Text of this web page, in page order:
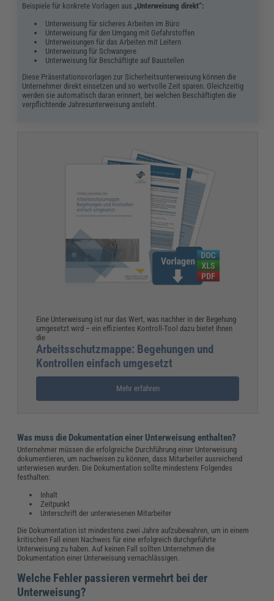
Beispiele für konkrete Vorlagen aus „Unterweisung direkt“:
Unterweisung für sicheres Arbeiten im Büro
Unterweisung für den Umgang mit Gefahrstoffen
Unterweisungen für das Arbeiten mit Leitern
Unterweisung für Schwangere
Unterweisung für Beschäftigte auf Baustellen
Diese Präsentationsvorlagen zur Sicherheitsunterweisung können die
Unternehmer direkt einsetzen und so wertvolle Zeit sparen. Gleichzeitig
werden sie automatisch daran erinnert, bei welchen Beschäftigten die
verpflichtende Jahresunterweisung ansteht.
Eine Unterweisung ist nur das Wert, was nachher in der Begehung
umgesetzt wird – ein effizientes Kontroll-Tool dazu bietet Ihnen
die
Arbeitsschutzmappe: Begehungen und
Kontrollen einfach umgesetzt
Mehr erfahren
Was muss die Dokumentation einer Unterweisung enthalten?
Unternehmer müssen die erfolgreiche Durchführung einer Unterweisung
dokumentieren, um nachweisen zu können, dass Mitarbeiter ausreichend
unterwiesen wurden. Die Dokumentation sollte mindestens Folgendes
festhalten:
Inhalt
Zeitpunkt
Unterschrift der unterwiesenen Mitarbeiter
Die Dokumentation ist mindestens zwei Jahre aufzubewahren, um in einem
kritischen Fall einen Nachweis für eine erfolgreich durchgeführte
Unterweisung zu haben. Auf keinen Fall sollten Unternehmen die
Dokumentation einer Unterweisung vernachlässigen.
Welche Fehler passieren vermehrt bei der
Unterweisung?